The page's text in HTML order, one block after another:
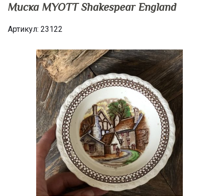
Миска MYOTT Shakespear England
Артикул: 23122